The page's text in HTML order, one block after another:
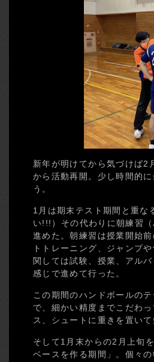
新年が明けてから気づけば2
から活動再開。少し時間的
う。
1月は期末テスト期間と重な
い!!!）その代わりに朝練習
進めた。朝練習は授業開始
トトレーニング、ジャンプ
関しては試験、授業、アル
感じで進めて行った。
この期間のハンドボールの
で、細かい精度までこだわ
ス、シュートに重きを置い
そして1月末からの2月上旬
ベースを作る期間」。個々